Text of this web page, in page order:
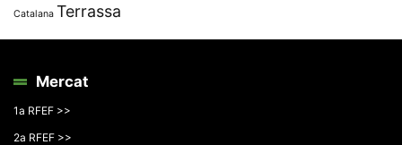
Catalana Terrassa
Mercat
1a RFEF >>
2a RFEF >>